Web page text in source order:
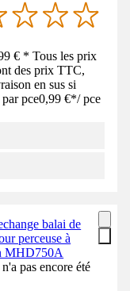
€ * Tous les prix
des prix TTC,
en sus si
par pce0,99 €*/ pce
balai de
perceuse à
MHD750A
pas encore été